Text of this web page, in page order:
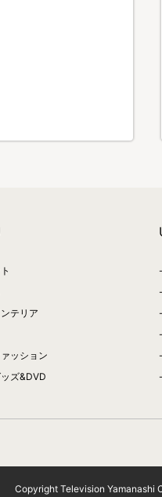
テリア
ッション
ズ&DVD
Copyright Television Yamanashi